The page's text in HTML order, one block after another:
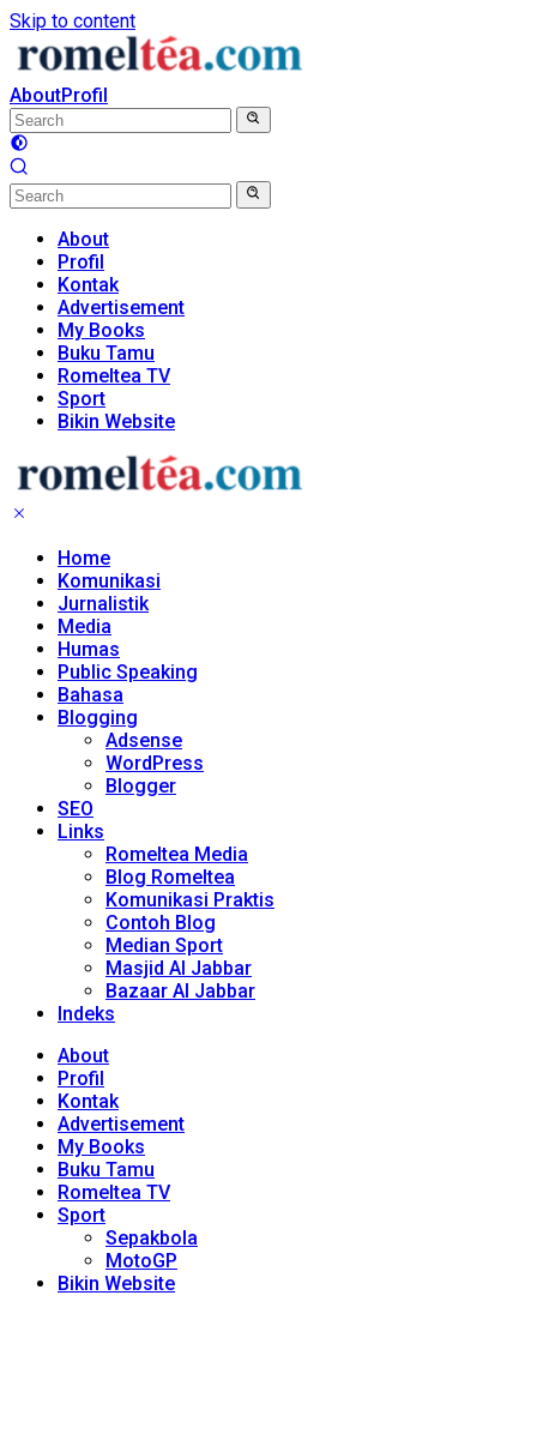
Skip to content
AboutProfil
About
Profil
Kontak
Advertisement
My Books
Buku Tamu
Romeltea TV
Sport
Bikin Website
Home
Komunikasi
Jurnalistik
Media
Humas
Public Speaking
Bahasa
Blogging
Adsense
WordPress
Blogger
SEO
Links
Romeltea Media
Blog Romeltea
Komunikasi Praktis
Contoh Blog
Median Sport
Masjid Al Jabbar
Bazaar Al Jabbar
Indeks
About
Profil
Kontak
Advertisement
My Books
Buku Tamu
Romeltea TV
Sport
Sepakbola
MotoGP
Bikin Website